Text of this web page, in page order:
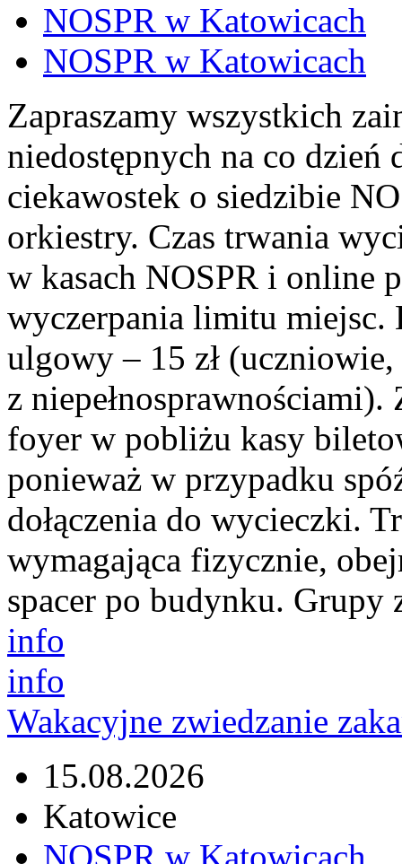
NOSPR w Katowicach
NOSPR w Katowicach
Zapraszamy wszystkich
niedostępnych na co
ciekawostek o siedzibie
orkiestry. Czas trwania
w kasach NOSPR i online
wyczerpania limitu miejsc.
ulgowy – 15 zł
z
foyer w pobliżu kasy
ponieważ w przypadku
dołączenia do wycieczki.
wymagająca fizycznie,
spacer po budynku. Grupy
info
info
Wakacyjne zwiedzanie
15.08.2026
Katowice